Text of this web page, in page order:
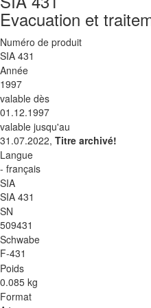
Evacuation et
Numéro de produit
SIA 431
Année
1997
valable dès
01.12.1997
valable jusqu'au
31.07.2022, Titre archivé!
Langue
- français
SIA
SIA 431
SN
509431
Schwabe
F-431
Poids
0.085 kg
Format